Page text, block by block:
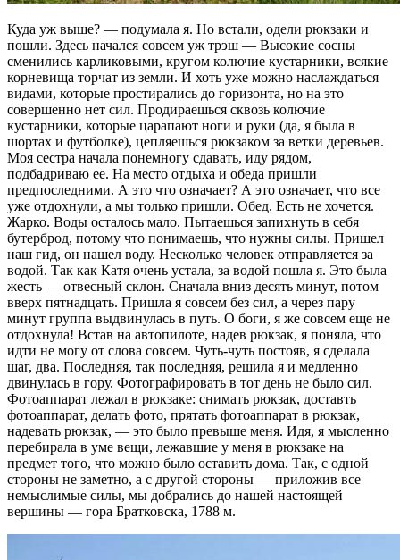
Куда уж выше? — подумала я. Но встали, одели рюкзаки и
пошли. Здесь начался совсем уж трэш — Высокие сосны
сменились карликовыми, кругом колючие кустарники, всякие
корневища торчат из земли. И хоть уже можно наслаждаться
видами, которые простирались до горизонта, но на это
совершенно нет сил. Продираешься сквозь колючие
кустарники, которые царапают ноги и руки (да, я была в
шортах и футболке), цепляешься рюкзаком за ветки деревьев.
Моя сестра начала понемногу сдавать, иду рядом,
подбадриваю ее. На место отдыха и обеда пришли
предпоследними. А это что означает? А это означает, что все
уже отдохнули, а мы только пришли. Обед. Есть не хочется.
Жарко. Воды осталось мало. Пытаешься запихнуть в себя
бутерброд, потому что понимаешь, что нужны силы. Пришел
наш гид, он нашел воду. Несколько человек отправляется за
водой. Так как Катя очень устала, за водой пошла я. Это была
жесть — отвесный склон. Сначала вниз десять минут, потом
вверх пятнадцать. Пришла я совсем без сил, а через пару
минут группа выдвинулась в путь. О боги, я же совсем еще не
отдохнула! Встав на автопилоте, надев рюкзак, я поняла, что
идти не могу от слова совсем. Чуть-чуть постояв, я сделала
шаг, два. Последняя, так последняя, решила я и медленно
двинулась в гору. Фотографировать в тот день не было сил.
Фотоаппарат лежал в рюкзаке: снимать рюкзак, доставть
фотоаппарат, делать фото, прятать фотоаппарат в рюкзак,
надевать рюкзак, — это было превыше меня. Идя, я мысленно
перебирала в уме вещи, лежавшие у меня в рюкзаке на
предмет того, что можно было оставить дома. Так, с одной
стороны не заметно, а с другой стороны — приложив все
немыслимые силы, мы добрались до нашей настоящей
вершины — гора Братковска, 1788 м.